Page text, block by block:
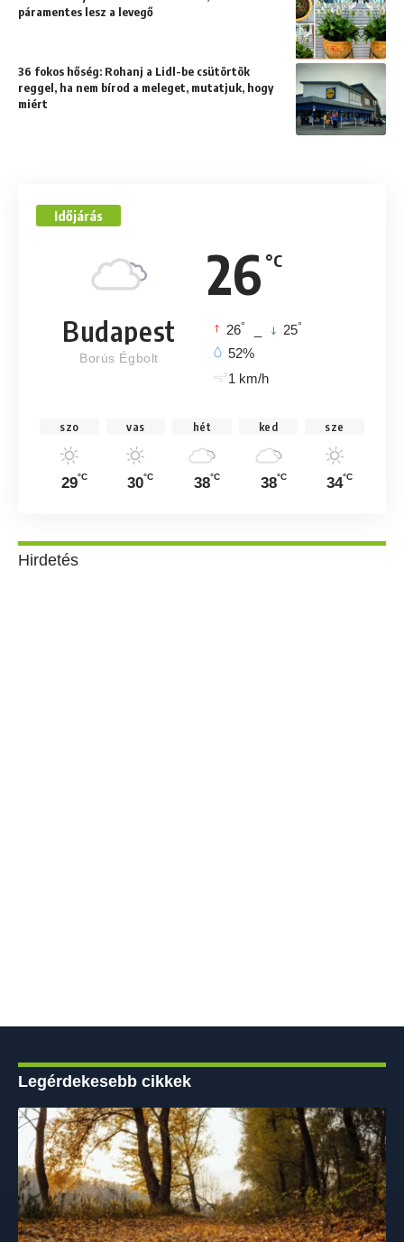
páramentes lesz a levegő
36 fokos hőség: Rohanj a Lidl-be csütörtök
reggel, ha nem bírod a meleget, mutatjuk, hogy
miért
Időjárás
26 °C
Budapest
Borús Égbolt
26° 25°
52%
1 km/h
szo
29°C
vas
30°C
hét
38°C
ked
38°C
sze
34°C
Hirdetés
Legérdekesebb cikkek